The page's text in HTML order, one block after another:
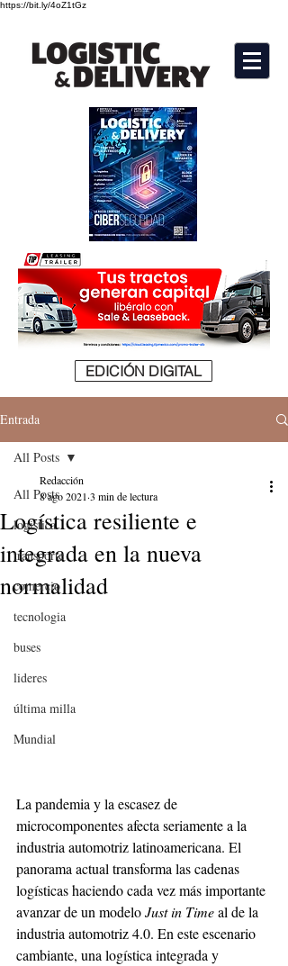
https://bit.ly/4oZ1tGz
EDICIÓN DIGITAL
Entrada
All Posts
logistica
transporte
comercio
tecnologia
buses
lideres
última milla
Mundial
All Posts
Logística resiliente e
integrada en la nueva
normalidad
Redacción
8 ago 2021 3 min de lectura
La pandemia y la escasez de
microcomponentes afecta seriamente a la
industria automotriz latinoamericana. El
panorama actual transforma las cadenas
logísticas haciendo cada vez más importante
avanzar de un modelo Just in Time al de la
industria automotriz 4.0. En este escenario
cambiante, una logística integrada y